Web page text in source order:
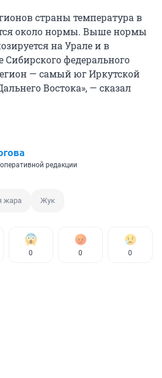
страны температура в
около нормы. Выше нормы
на Урале и в
федерального
— самый юг Иркутской
Востока», — сказал
редакции
жара Жук
0 0 0